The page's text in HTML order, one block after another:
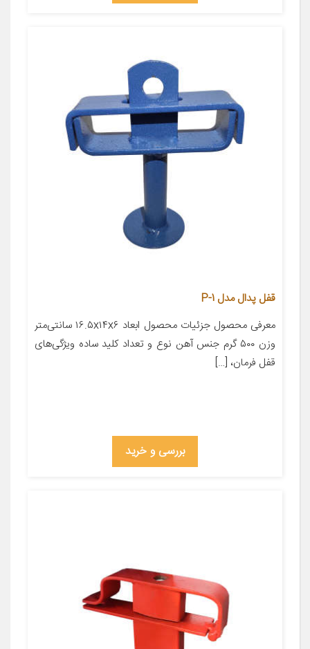
قفل پدال مدل P-1
معرفی محصول جزئیات محصول ابعاد ۱۶.۵x۱۴x۶ سانتی‌متر
وزن ۵۰۰ گرم جنس آهن نوع و تعداد کلید ساده ویژگی‌های
قفل فرمان، […]
بررسی و خرید